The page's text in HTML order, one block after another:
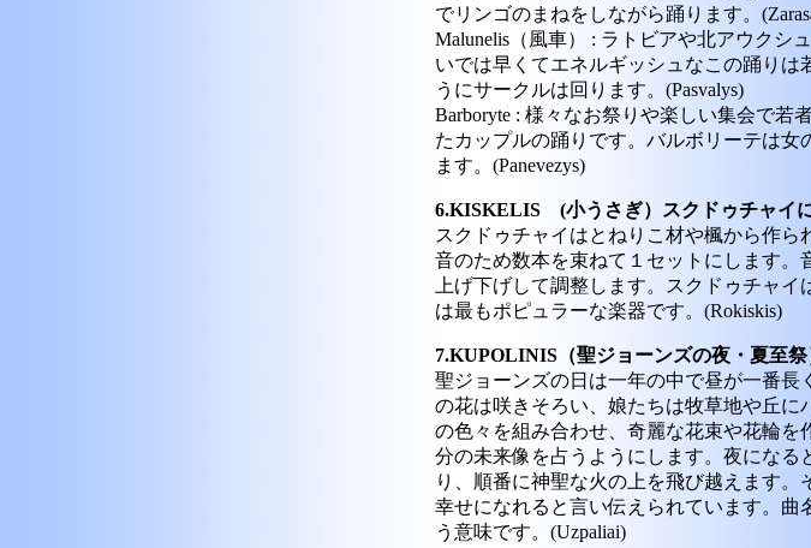
でリンゴのまねをしながら踊ります。
Malunelis（風車） : ラトビアや北アウクシ
いでは早くてエネルギッシュなこの踊りは
うにサークルは回ります。(Pasvalys)
Barboryte : 様々なお祭りや楽しい集会で若
たカップルの踊りです。バルボリーテは女
ます。(Panevezys)
6.KISKELIS (小うさぎ）スクドゥチャイ
スクドゥチャイはとねりこ材や楓から作ら
音のため数本を束ねて１セットにします
上げ下げして調整します。スクドゥチャ
は最もポピュラーな楽器です。(Rokiskis)
7.KUPOLINIS（聖ジョーンズの夜・夏至祭
聖ジョーンズの日は一年の中で昼が一番
の花は咲きそろい、娘たちは牧草地や丘
の色々を組み合わせ、奇麗な花束や花輪を
分の未来像を占うようにします。夜にな
り、順番に神聖な火の上を飛び越えます
幸せになれると言い伝えられています。
う意味です。(Uzpaliai)